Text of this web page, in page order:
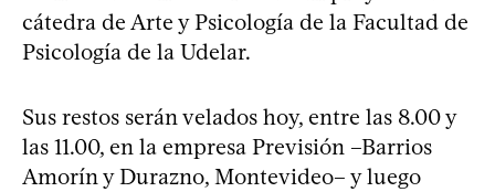
cátedra de Arte y Psicología de la Facultad de
Psicología de la Udelar.
Sus restos serán velados hoy, entre las 8.00 y
las 11.00, en la empresa Previsión –Barrios
Amorín y Durazno, Montevideo– y luego